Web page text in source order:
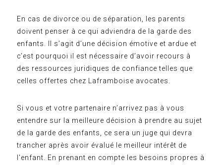
En cas de divorce ou de séparation, les parents
doivent penser à ce qui adviendra de la garde des
enfants. Il s’agit d’une décision émotive et ardue et
c’est pourquoi il est nécessaire d’avoir recours à
des ressources juridiques de confiance telles que
celles offertes chez Laframboise avocates.
Si vous et votre partenaire n’arrivez pas à vous
entendre sur la meilleure décision à prendre au sujet
de la garde des enfants, ce sera un juge qui devra
trancher après avoir évalué le meilleur intérêt de
l'enfant. En prenant en compte les besoins propres à